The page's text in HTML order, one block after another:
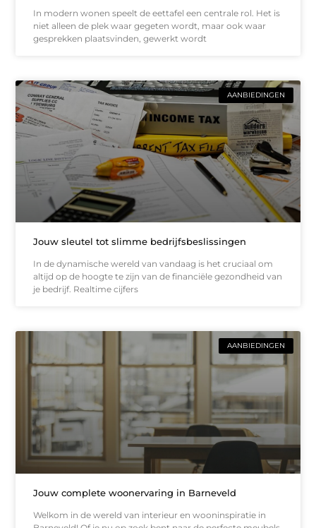
In modern wonen speelt de eettafel een centrale rol. Het is
niet alleen de plek waar gegeten wordt, maar ook waar
gesprekken plaatsvinden, gewerkt wordt
AANBIEDINGEN
Jouw sleutel tot slimme bedrijfsbeslissingen
In de dynamische wereld van vandaag is het cruciaal om
altijd op de hoogte te zijn van de financiële gezondheid van
je bedrijf. Realtime cijfers
AANBIEDINGEN
Jouw complete woonervaring in Barneveld
Welkom in de wereld van interieur en wooninspiratie in